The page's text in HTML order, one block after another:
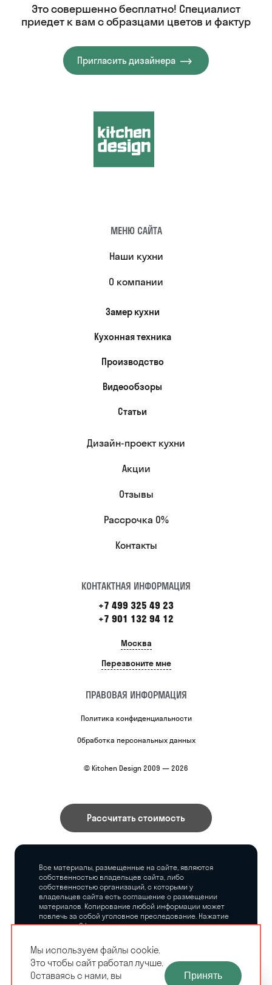
Это совершенно бесплатно! Специалист
приедет к вам с образцами цветов и фактур
Пригласить дизайнера
МЕНЮ САЙТА
Наши кухни
О компании
Замер кухни
Кухонная техника
Производство
Видеообзоры
Статьи
Дизайн-проект кухни
Акции
Отзывы
Рассрочка 0%
Контакты
КОНТАКТНАЯ ИНФОРМАЦИЯ
+7 499 325 49 23
+7 901 132 94 12
Москва
Перезвоните мне
ПРАВОВАЯ ИНФОРМАЦИЯ
Политика конфиденциальности
Обработка персональных данных
© Kitchen Design 2009 — 2026
Рассчитать стоимость
Все материалы, размещенные на сайте, являются
собственностью владельцев сайта, либо
собственностью организаций, с которыми у
владельцев сайта есть соглашение о размещении
материалов. Копирование любой информации может
повлечь за собой уголовное преследование. Нажатие
на кнопку «Оформить заказ», а также последующее
владельцев сайта никаких обязательств.
ЗАМЕРЩИК-
РАСЧЕТ КУХНИ
Мы используем файлы cookie.
Это чтобы сайт работал лучше.
Оставаясь с нами, вы
Принять